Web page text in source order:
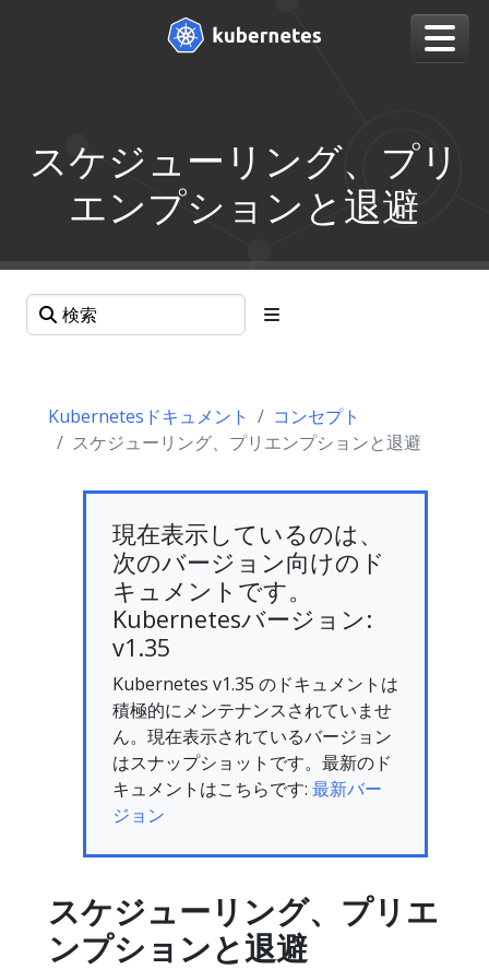
スケジューリング、プリ
エンプションと退避
Kubernetesドキュメント
コンセプト
スケジューリング、プリエンプションと退避
現在表示しているのは、
次のバージョン向けのド
キュメントです。
Kubernetesバージョン:
v1.35
Kubernetes v1.35 のドキュメントは
積極的にメンテナンスされていませ
ん。現在表示されているバージョン
はスナップショットです。最新のド
キュメントはこちらです: 最新バー
ジョン
スケジューリング、プリエ
ンプションと退避